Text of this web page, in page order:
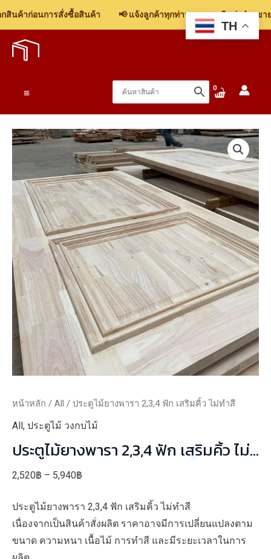
นค้าก่อนการสั่งซื้อสินค้า 📢 แจ้งลูกค้าทุกท่าน: รบกวนติดต่อฝ่ายขา
Menu
หน้าหลัก / All / ประตูไม้ยางพารา 2,3,4 ฟัก เสริมคิ้ว ไม่ทำสี
All, ประตูไม้ วงกบไม้
ประตูไม้ยางพารา 2,3,4 ฟัก เสริมคิ้ว ไม่
ทำสี
2,520฿ – 5,940฿
2,520฿
through
5,940฿
ประตูไม้ยางพารา 2,3,4 ฟัก เสริมคิ้ว ไม่ทำสี
เนื่องจากเป็นสินค้าสั่งผลิต ราคาอาจมีการเปลี่ยนแปลงตาม
ขนาด ความหนา เนื้อไม้ การทำสี และมีระยะเวลาในการ
TH